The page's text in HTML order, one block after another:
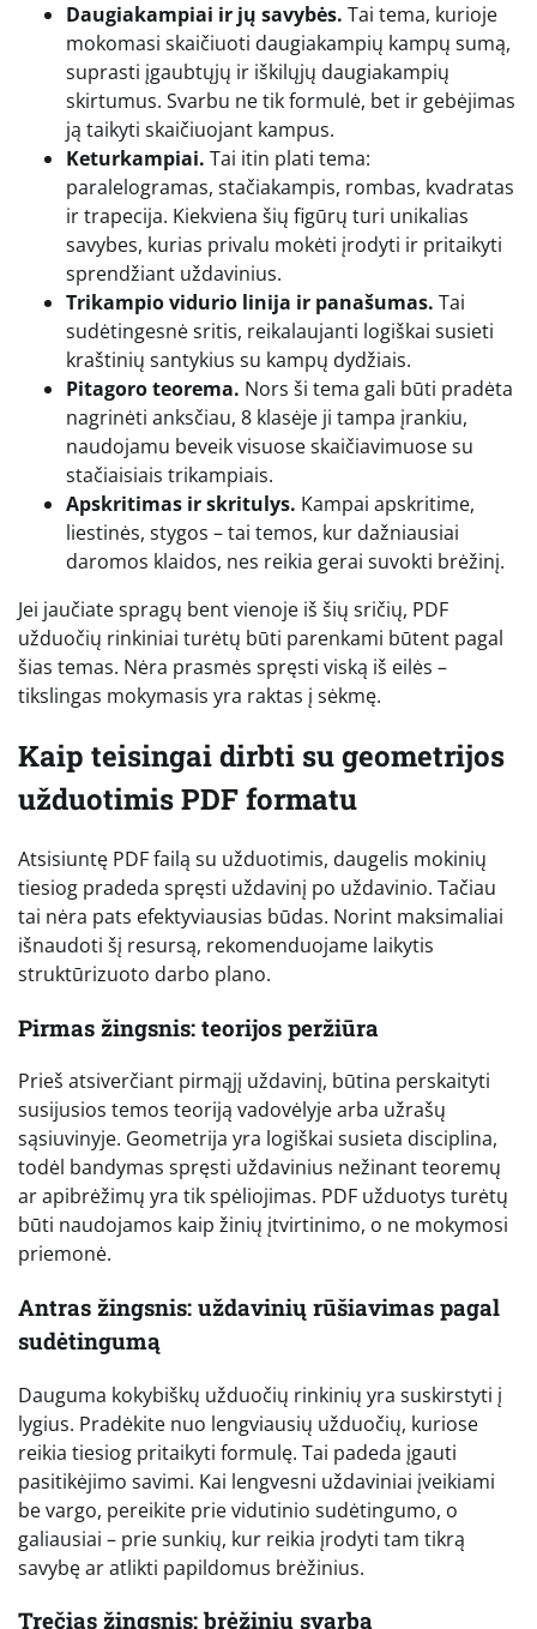
Daugiakampiai ir jų savybės. Tai tema, kurioje
mokomasi skaičiuoti daugiakampių kampų sumą,
suprasti įgaubtųjų ir iškilųjų daugiakampių
skirtumus. Svarbu ne tik formulė, bet ir gebėjimas
ją taikyti skaičiuojant kampus.
Keturkampiai. Tai itin plati tema:
paralelogramas, stačiakampis, rombas, kvadratas
ir trapecija. Kiekviena šių figūrų turi unikalias
savybes, kurias privalu mokėti įrodyti ir pritaikyti
sprendžiant uždavinius.
Trikampio vidurio linija ir panašumas. Tai
sudėtingesnė sritis, reikalaujanti logiškai susieti
kraštinių santykius su kampų dydžiais.
Pitagoro teorema. Nors ši tema gali būti pradėta
nagrinėti anksčiau, 8 klasėje ji tampa įrankiu,
naudojamu beveik visuose skaičiavimuose su
stačiaisiais trikampiais.
Apskritimas ir skritulys. Kampai apskritime,
liestinės, stygos – tai temos, kur dažniausiai
daromos klaidos, nes reikia gerai suvokti brėžinį.
Jei jaučiate spragų bent vienoje iš šių sričių, PDF
užduočių rinkiniai turėtų būti parenkami būtent pagal
šias temas. Nėra prasmės spręsti viską iš eilės –
tikslingas mokymasis yra raktas į sėkmę.
Kaip teisingai dirbti su geometrijos
užduotimis PDF formatu
Atsisiuntę PDF failą su užduotimis, daugelis mokinių
tiesiog pradeda spręsti uždavinį po uždavinio. Tačiau
tai nėra pats efektyviausias būdas. Norint maksimaliai
išnaudoti šį resursą, rekomenduojame laikytis
struktūrizuoto darbo plano.
Pirmas žingsnis: teorijos peržiūra
Prieš atsiverčiant pirmąjį uždavinį, būtina perskaityti
susijusios temos teoriją vadovėlyje arba užrašų
sąsiuvinyje. Geometrija yra logiškai susieta disciplina,
todėl bandymas spręsti uždavinius nežinant teoremų
ar apibrėžimų yra tik spėliojimas. PDF užduotys turėtų
būti naudojamos kaip žinių įtvirtinimo, o ne mokymosi
priemonė.
Antras žingsnis: uždavinių rūšiavimas pagal
sudėtingumą
Dauguma kokybiškų užduočių rinkinių yra suskirstyti į
lygius. Pradėkite nuo lengviausių užduočių, kuriose
reikia tiesiog pritaikyti formulę. Tai padeda įgauti
pasitikėjimo savimi. Kai lengvesni uždaviniai įveikiami
be vargo, pereikite prie vidutinio sudėtingumo, o
galiausiai – prie sunkių, kur reikia įrodyti tam tikrą
savybę ar atlikti papildomus brėžinius.
Trečias žingsnis: brėžinių svarba